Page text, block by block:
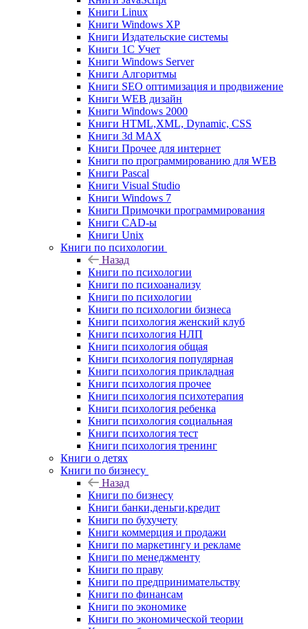
Книги Linux
Книги Windows XP
Книги Издательские системы
Книги 1C Учет
Книги Windows Server
Книги Алгоритмы
Книги SEO оптимизация и продвижение
Книги WEB дизайн
Книги Windows 2000
Книги HTML,XML, Dynamic, CSS
Книги 3d MAX
Книги Прочее для интернет
Книги по программированию для WEB
Книги Pascal
Книги Visual Studio
Книги Windows 7
Книги Примочки программирования
Книги CAD-ы
Книги Unix
Книги по психологии
Назад
Книги по психологии
Книги по психоанализу
Книги по психологии
Книги по психологии бизнеса
Книги психология женский клуб
Книги психология НЛП
Книги психология общая
Книги психология популярная
Книги психология прикладная
Книги психология прочее
Книги психология психотерапия
Книги психология ребенка
Книги психология социальная
Книги психология тест
Книги психология тренинг
Книги о детях
Книги по бизнесу
Назад
Книги по бизнесу
Книги банки,деньги,кредит
Книги по бухучету
Книги коммерция и продажи
Книги по маркетингу и рекламе
Книги по менеджменту
Книги по праву
Книги по предпринимательству
Книги по финансам
Книги по экономике
Книги по экономической теории